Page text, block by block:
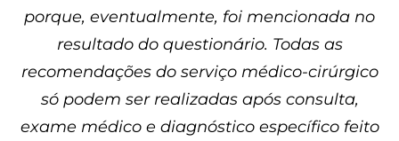
porque, eventualmente, foi mencionada no
resultado do questionário. Todas as
recomendações do serviço médico-cirúrgico
só podem ser realizadas após consulta,
exame médico e diagnóstico específico feito